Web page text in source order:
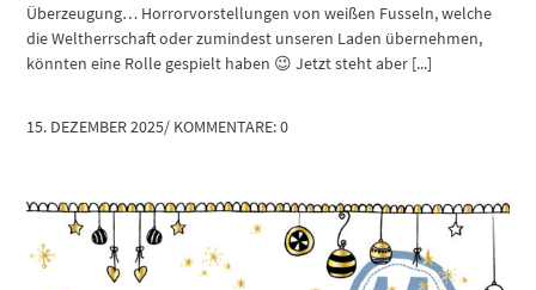
Überzeugung… Horrorvorstellungen von weißen Fusseln, welche
die Weltherrschaft oder zumindest unseren Laden übernehmen,
könnten eine Rolle gespielt haben 😉 Jetzt steht aber [...]
15. DEZEMBER 2025/ KOMMENTARE: 0